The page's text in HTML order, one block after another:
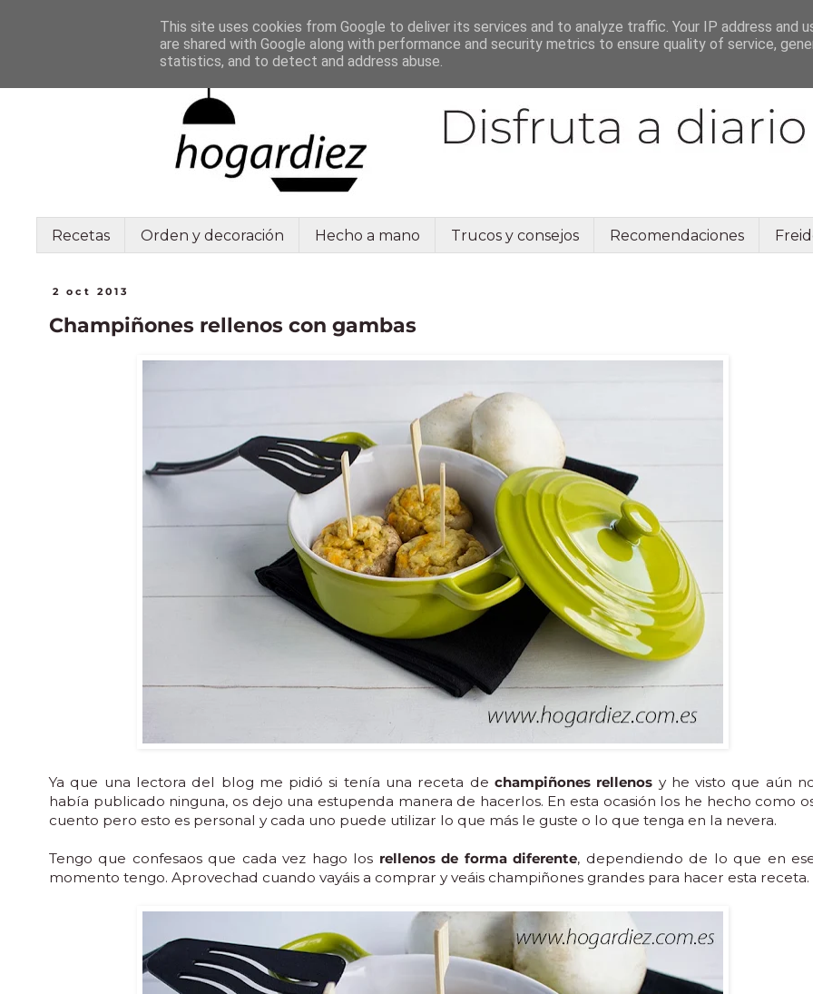
Recetas Orden y decoración Hecho a mano Trucos y consejos Recomendaciones
2 oct 2013
Champiñones rellenos con gambas
Ya que una lectora del blog me pidió si tenía una receta de champiñones rellenos y he visto que aún
había publicado ninguna, os dejo una estupenda manera de hacerlos. En esta ocasión los he hecho como
cuento pero esto es personal y cada uno puede utilizar lo que más le guste o lo que tenga en la nevera.
Tengo que confesaos que cada vez hago los rellenos de forma diferente, dependiendo de lo que en
momento tengo. Aprovechad cuando vayáis a comprar y veáis champiñones grandes para hacer esta receta.
This site uses cookies from Google to deliver its services and to analyze traffic. Your IP address and
are shared with Google along with performance and security metrics to ensure quality of service,
statistics, and to detect and address abuse.